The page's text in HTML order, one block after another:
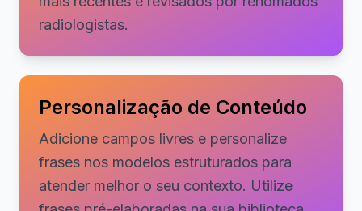
radiologistas.
Personalização de Conteúdo
Adicione campos livres e personalize
frases nos modelos estruturados para
atender melhor o seu contexto. Utilize